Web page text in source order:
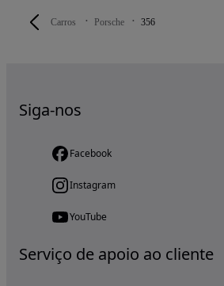
Carros Porsche 356
Siga-nos
Facebook
Instagram
YouTube
Serviço de apoio ao cliente